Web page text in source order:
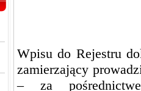
Wpisu do Rejestru
zamierzający
– za